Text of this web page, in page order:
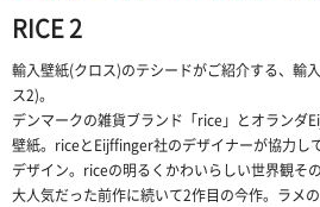
RICE 2
輸入壁紙(クロス)のテシードがご紹介する、
ス2)。
デンマークの雑貨ブランド「rice」とオランダ
壁紙。riceとEijffinger社のデザイナーが協力し
デザイン。riceの明るくかわいらしい世界観そ
大人気だった前作に続いて2作目の今作。ラメ